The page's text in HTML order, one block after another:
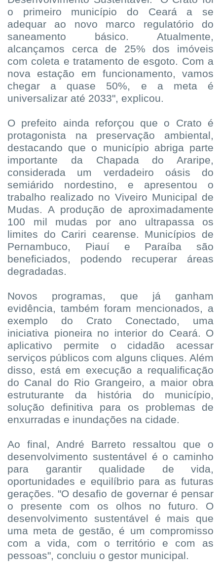
o primeiro município do Ceará a se
adequar ao novo marco regulatório do
saneamento básico. Atualmente,
alcançamos cerca de 25% dos imóveis
com coleta e tratamento de esgoto. Com a
nova estação em funcionamento, vamos
chegar a quase 50%, e a meta é
universalizar até 2033", explicou.
O prefeito ainda reforçou que o Crato é
protagonista na preservação ambiental,
destacando que o município abriga parte
importante da Chapada do Araripe,
considerada um verdadeiro oásis do
semiárido nordestino, e apresentou o
trabalho realizado no Viveiro Municipal de
Mudas. A produção de aproximadamente
100 mil mudas por ano ultrapassa os
limites do Cariri cearense. Municípios de
Pernambuco, Piauí e Paraíba são
beneficiados, podendo recuperar áreas
degradadas.
Novos programas, que já ganham
evidência, também foram mencionados, a
exemplo do Crato Conectado, uma
iniciativa pioneira no interior do Ceará. O
aplicativo permite o cidadão acessar
serviços públicos com alguns cliques. Além
disso, está em execução a requalificação
do Canal do Rio Grangeiro, a maior obra
estruturante da história do município,
solução definitiva para os problemas de
enxurradas e inundações na cidade.
Ao final, André Barreto ressaltou que o
desenvolvimento sustentável é o caminho
para garantir qualidade de vida,
oportunidades e equilíbrio para as futuras
gerações. "O desafio de governar é pensar
o presente com os olhos no futuro. O
desenvolvimento sustentável é mais que
uma meta de gestão, é um compromisso
com a vida, com o território e com as
pessoas", concluiu o gestor municipal.